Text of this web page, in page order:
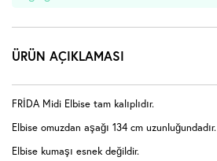
ÜRÜN AÇIKLAMASI
FRİDA Midi Elbise tam kalıplıdır.
Elbise omuzdan aşağı 134 cm uzunluğundadır.
Elbise kumaşı esnek değildir.